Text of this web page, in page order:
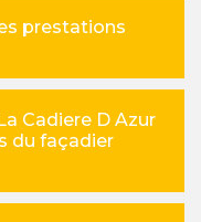
prestations
Cadiere D Azur
du façadier